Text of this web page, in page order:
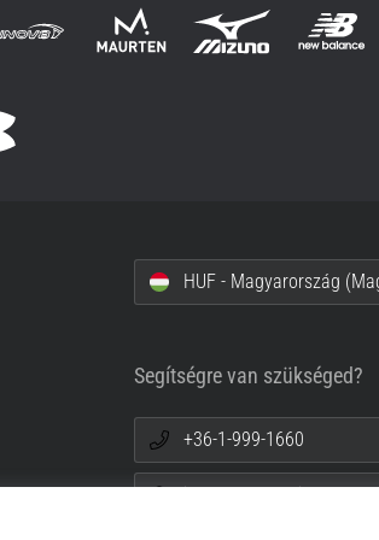
HUF - Magyarország
Segítségre van szükséged?
+36-1-999-1660
info@top4running.hu